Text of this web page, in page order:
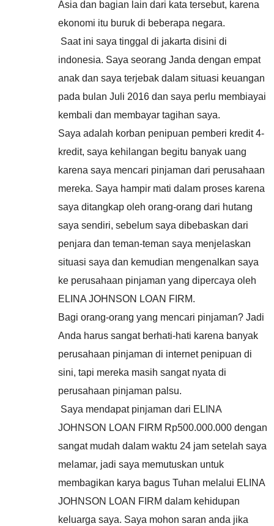
Asia dan bagian lain dari kata tersebut, karena
ekonomi itu buruk di beberapa negara.
Saat ini saya tinggal di jakarta disini di
indonesia. Saya seorang Janda dengan empat
anak dan saya terjebak dalam situasi keuangan
pada bulan Juli 2016 dan saya perlu membiayai
kembali dan membayar tagihan saya.
Saya adalah korban penipuan pemberi kredit 4-
kredit, saya kehilangan begitu banyak uang
karena saya mencari pinjaman dari perusahaan
mereka. Saya hampir mati dalam proses karena
saya ditangkap oleh orang-orang dari hutang
saya sendiri, sebelum saya dibebaskan dari
penjara dan teman-teman saya menjelaskan
situasi saya dan kemudian mengenalkan saya
ke perusahaan pinjaman yang dipercaya oleh
ELINA JOHNSON LOAN FIRM.
Bagi orang-orang yang mencari pinjaman? Jadi
Anda harus sangat berhati-hati karena banyak
perusahaan pinjaman di internet penipuan di
sini, tapi mereka masih sangat nyata di
perusahaan pinjaman palsu.
Saya mendapat pinjaman dari ELINA
JOHNSON LOAN FIRM Rp500.000.000 dengan
sangat mudah dalam waktu 24 jam setelah saya
melamar, jadi saya memutuskan untuk
membagikan karya bagus Tuhan melalui ELINA
JOHNSON LOAN FIRM dalam kehidupan
keluarga saya. Saya mohon saran anda jika